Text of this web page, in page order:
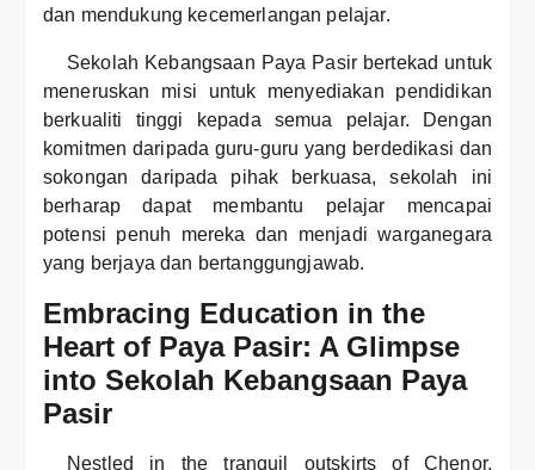
dan mendukung kecemerlangan pelajar.
Sekolah Kebangsaan Paya Pasir bertekad untuk
meneruskan misi untuk menyediakan pendidikan
berkualiti tinggi kepada semua pelajar. Dengan
komitmen daripada guru-guru yang berdedikasi dan
sokongan daripada pihak berkuasa, sekolah ini
berharap dapat membantu pelajar mencapai
potensi penuh mereka dan menjadi warganegara
yang berjaya dan bertanggungjawab.
Embracing Education in the
Heart of Paya Pasir: A Glimpse
into Sekolah Kebangsaan Paya
Pasir
Nestled in the tranquil outskirts of Chenor,